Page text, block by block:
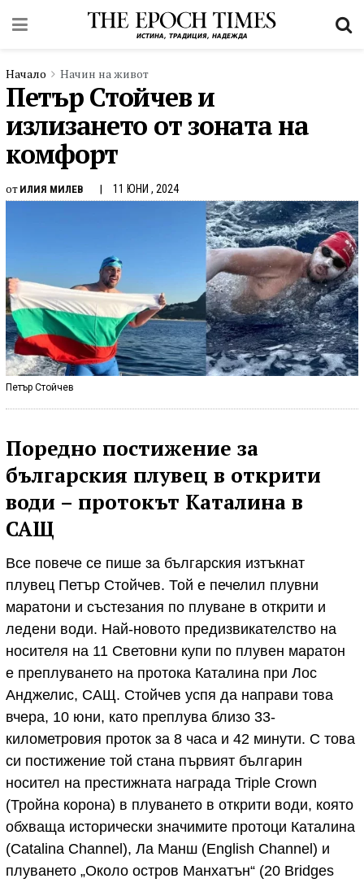
Начало Начин на живот
Петър Стойчев и
излизането от зоната на
комфорт
от ИЛИЯ МИЛЕВ 11 ЮНИ , 2024
Петър Стойчев
Поредно постижение за
българския плувец в открити
води – протокът Каталина в
САЩ
Все повече се пише за българския изтъкнат
плувец Петър Стойчев. Той е печелил плувни
маратони и състезания по плуване в открити и
ледени води. Най-новото предизвикателство на
носителя на 11 Световни купи по плувен маратон
е преплуването на протока Каталина при Лос
Анджелис, САЩ. Стойчев успя да направи това
вчера, 10 юни, като преплува близо 33-
километровия проток за 8 часа и 42 минути. С това
си постижение той стана първият българин
носител на престижната награда Triple Crown
(Тройна корона) в плуването в открити води, която
обхваща исторически значимите протоци Каталина
(Catalina Channel), Ла Манш (English Channel) и
плуването „Около остров Манхатън“ (20 Bridges